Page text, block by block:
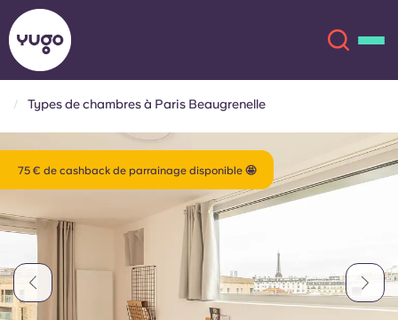
Lieux
Plus
English (GB)
English (US)
Chinese
Català Deutsch
Types de chambres à Paris Beaugrenelle
75 € de cashback de parrainage disponible 🤩